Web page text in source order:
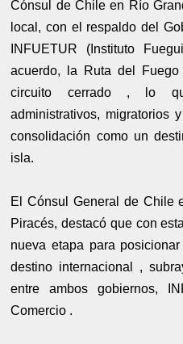
Cónsul de Chile en Río
local, con el respaldo del
INFUETUR (Instituto
acuerdo, la Ruta del
circuito cerrado , lo
administrativos, migratorios
consolidación como un
isla.
El Cónsul General de Chile
Piracés, destacó que con
nueva etapa para
destino internacional ,
entre ambos gobiernos,
Comercio .